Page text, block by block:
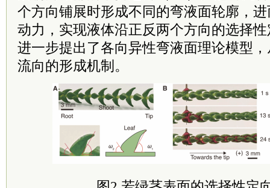
个方向铺展时形成不同的弯液面轮廓，
动力，实现液体沿正反两个方向的选择
进一步提出了各向异性弯液面理论模型
流向的形成机制。